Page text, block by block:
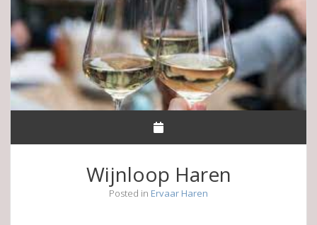
Wijnloop Haren
Posted in Ervaar Haren